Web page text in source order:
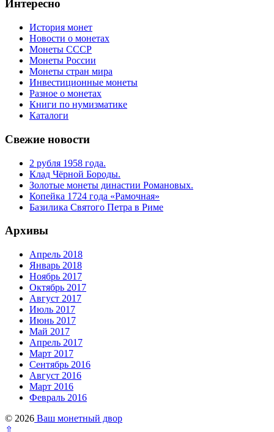
Интересно
История монет
Новости о монетах
Монеты СССР
Монеты России
Монеты стран мира
Инвестиционные монеты
Разное о монетах
Книги по нумизматике
Каталоги
Свежие новости
2 рубля 1958 года.
Клад Чёрной Бороды.
Золотые монеты династии Романовых.
Копейка 1724 года «Рамочная»
Базилика Святого Петра в Риме
Архивы
Апрель 2018
Январь 2018
Ноябрь 2017
Октябрь 2017
Август 2017
Июль 2017
Июнь 2017
Май 2017
Апрель 2017
Март 2017
Сентябрь 2016
Август 2016
Март 2016
Февраль 2016
© 2026 Ваш монетный двор
⇧